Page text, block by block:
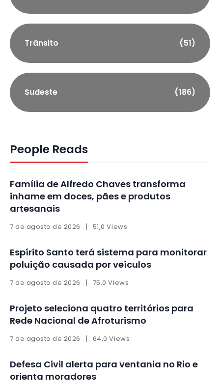
Trânsito (51)
Sudeste (186)
People Reads
Família de Alfredo Chaves transforma
inhame em doces, pães e produtos
artesanais
7 de agosto de 2026 51,0 Views
Espírito Santo terá sistema para monitorar
poluição causada por veículos
7 de agosto de 2026 75,0 Views
Projeto seleciona quatro territórios para
Rede Nacional de Afroturismo
7 de agosto de 2026 64,0 Views
Defesa Civil alerta para ventania no Rio e
orienta moradores